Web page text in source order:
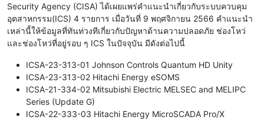
Security Agency (CISA) ได้เผยแพร่คำแนะนำเกี่ยวกับระบบควบคุม
อุตสาหกรรม(ICS) 4 รายการ เมื่อวันที่ 9 พฤศจิกายน 2566 คำแนะนำ
เหล่านี้ให้ข้อมูลที่ทันท่วงทีเกี่ยวกับปัญหาด้านความปลอดภัย ช่องโหว่
และช่องโหว่ที่อยู่รอบ ๆ ICS ในปัจจุบัน มีดังต่อไปนี้
ICSA-23-313-01 Johnson Controls Quantum HD Unity
ICSA-23-313-02 Hitachi Energy eSOMS
ICSA-21-334-02 Mitsubishi Electric MELSEC and MELIPC
Series (Update G)
ICSA-22-333-03 Hitachi Energy MicroSCADA Pro/X